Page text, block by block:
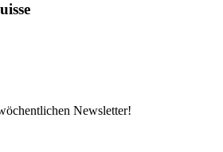
Newsletter!